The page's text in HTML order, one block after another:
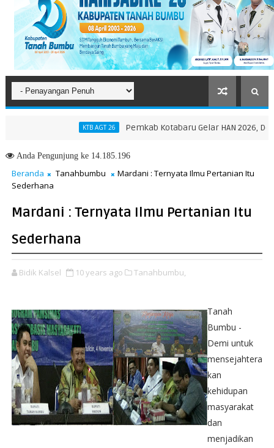
KTB AGT 26 Pemkab Kotabaru Gelar HAN 2026, Dorong
NTT, Menteri Nusron: Gunakan Sudut Pandang Masyarakat
AndaPengunjung ke 14.185.196
Beranda Tanahbumbu
Mardani : Ternyata Ilmu Pertanian Itu
Sederhana
Mardani : Ternyata Ilmu Pertanian Itu
Sederhana
Bidik Kalsel 10 years ago Tanahbumbu,
Tanah
Bumbu -
Demi untuk
mensejahtera
kan
kehidupan
masyarakat
dan
menjadikan